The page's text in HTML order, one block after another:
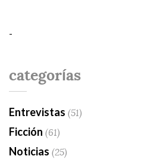
-
categorías
Entrevistas (51)
Ficción (61)
Noticias (25)